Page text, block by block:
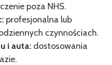
poza NHS.
profesjonalna lub
czynnościach.
i auta: dostosowania